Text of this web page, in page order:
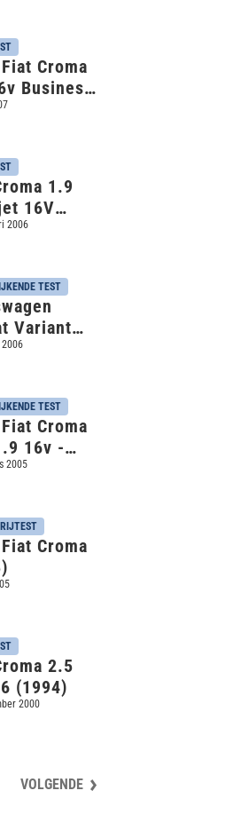
Croma
Business
(2006)
1.9
16V
Connect
2006
TEST
Variant
Turbo
2.4
20TEST
Croma
16v -
2.0
2005
Croma
2.5
(1994)
2000
VOLGENDE